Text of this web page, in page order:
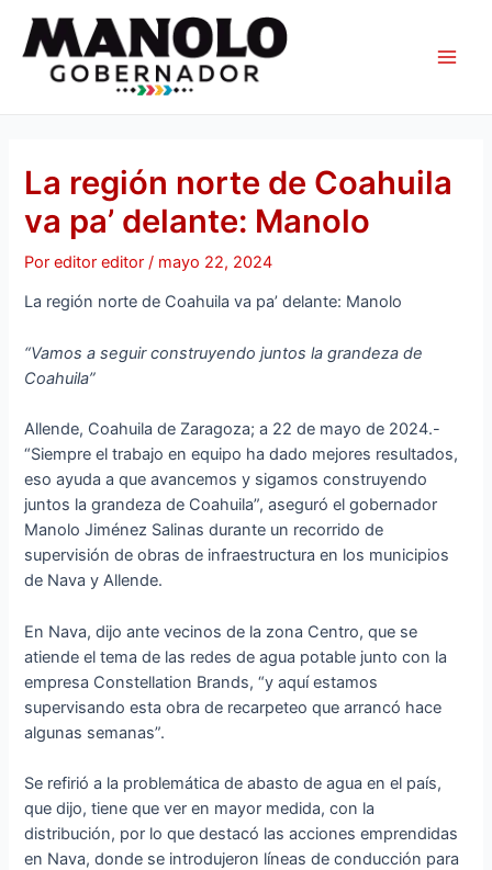
contenido
La región norte de Coahuila
va pa’ delante: Manolo
Poreditor editor/ mayo 22, 2024
La región norte de Coahuila va pa’ delante: Manolo
“Vamos a seguir construyendo juntos la grandeza de
Coahuila”
Allende, Coahuila de Zaragoza; a 22 de mayo de 2024.-
“Siempre el trabajo en equipo ha dado mejores resultados,
eso ayuda a que avancemos y sigamos construyendo
juntos la grandeza de Coahuila”, aseguró el gobernador
Manolo Jiménez Salinas durante un recorrido de
supervisión de obras de infraestructura en los municipios
de Nava y Allende.
En Nava, dijo ante vecinos de la zona Centro, que se
atiende el tema de las redes de agua potable junto con la
empresa Constellation Brands, “y aquí estamos
supervisando esta obra de recarpeteo que arrancó hace
algunas semanas”.
Se refirió a la problemática de abasto de agua en el país,
que dijo, tiene que ver en mayor medida, con la
distribución, por lo que destacó las acciones emprendidas
en Nava, donde se introdujeron líneas de conducción para
de
entradas